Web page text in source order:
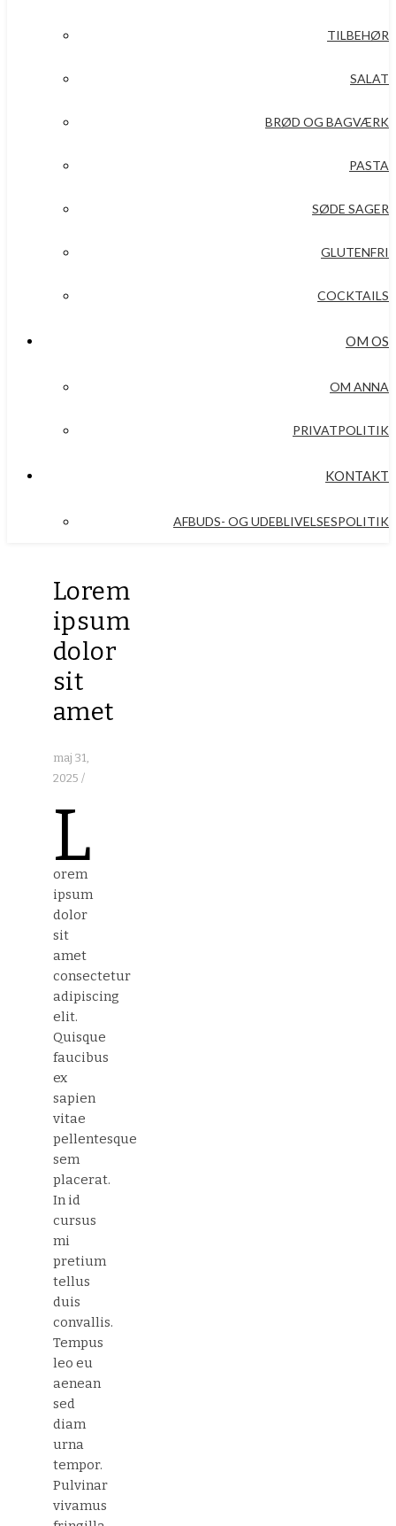
TILBEHØR
SALAT
BRØD OG BAGVÆRK
PASTA
SØDE SAGER
GLUTENFRI
COCKTAILS
OM OS
OM ANNA
PRIVATPOLITIK
KONTAKT
AFBUDS- OG UDEBLIVELSESPOLITIK
Lorem
ipsum
dolor
sit
amet
maj 31,
2025 /
L
orem
ipsum
dolor
sit
amet
consectetur
adipiscing
elit.
Quisque
faucibus
ex
sapien
vitae
pellentesque
sem
placerat.
In id
cursus
mi
pretium
tellus
duis
convallis.
Tempus
leo eu
aenean
sed
diam
urna
tempor.
Pulvinar
vivamus